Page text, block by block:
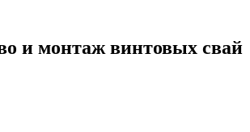
и монтаж винтовых свай